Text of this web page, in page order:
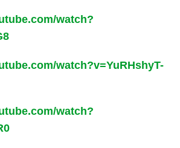
watch?
watch?v=YuRHshyT-
watch?